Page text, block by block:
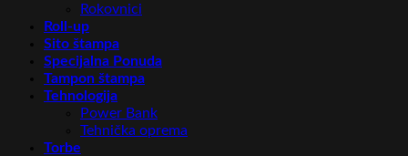
Rokovnici
Roll-up
Sito štampa
Specijalna Ponuda
Tampon štampa
Tehnologija
Power Bank
Tehnička oprema
Torbe